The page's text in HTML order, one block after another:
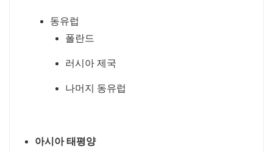
동유럽
폴란드
러시아 제국
나머지 동유럽
아시아 태평양